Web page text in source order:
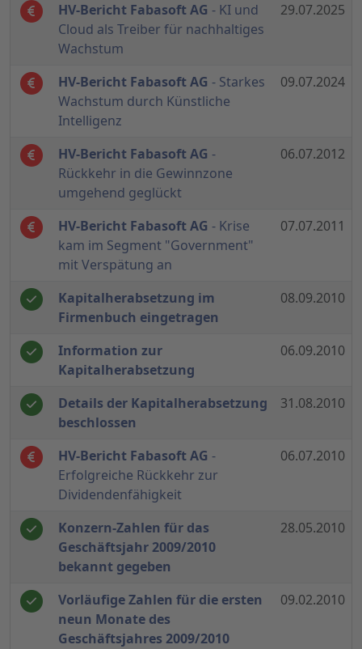
HV-Bericht Fabasoft AG - KI und
Cloud als Treiber für nachhaltiges
Wachstum
29.07.2025
HV-Bericht Fabasoft AG - Starkes
Wachstum durch Künstliche
Intelligenz
09.07.2024
HV-Bericht Fabasoft AG -
Rückkehr in die Gewinnzone
umgehend geglückt
06.07.2012
HV-Bericht Fabasoft AG - Krise
kam im Segment "Government"
mit Verspätung an
07.07.2011
Kapitalherabsetzung im
Firmenbuch eingetragen
08.09.2010
Information zur
Kapitalherabsetzung
06.09.2010
Details der Kapitalherabsetzung
beschlossen
31.08.2010
HV-Bericht Fabasoft AG -
Erfolgreiche Rückkehr zur
Dividendenfähigkeit
06.07.2010
Konzern-Zahlen für das
Geschäftsjahr 2009/2010
bekannt gegeben
28.05.2010
Vorläufige Zahlen für die ersten
neun Monate des
Geschäftsjahres 2009/2010
09.02.2010